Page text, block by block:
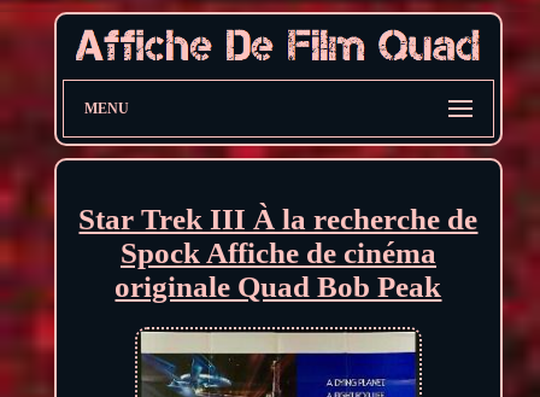
MENU
Star Trek III À la recherche de
Spock Affiche de cinéma
originale Quad Bob Peak